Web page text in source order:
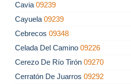
Cavia 09239
Cayuela 09239
Cebrecos 09348
Celada Del Camino 09226
Cerezo De Río Tirón 09270
Cerratón De Juarros 09292